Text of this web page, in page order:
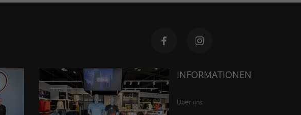
INFORMATIONEN
Über uns